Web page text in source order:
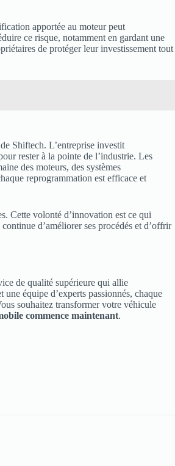
apportée au moteur peut
ce risque, notamment en gardant une
de protéger leur investissement tout
Shiftech. L’entreprise investit
rester à la pointe de l’industrie. Les
des moteurs, des systèmes
reprogrammation est efficace et
Cette volonté d’innovation est ce qui
d’améliorer ses procédés et d’offrir
de qualité supérieure qui allie
équipe d’experts passionnés, chaque
souhaitez transformer votre véhicule
commence maintenant.